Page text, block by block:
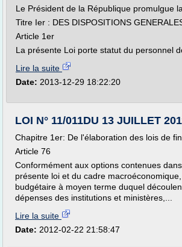
Le Président de la République promulgue
Titre Ier : DES DISPOSITIONS
Article 1er
La présente Loi porte statut du personnel
Lire la suite
Date: 2013-12-29 18:22:20
LOI N° 11/011DU 13 JUILLET
Chapitre 1er: De l'élaboration des lois de
Article 76
Conformément aux options contenues
présente loi et du cadre
budgétaire à moyen terme duquel
dépenses des institutions et ministères,...
Lire la suite
Date: 2012-02-22 21:58:47